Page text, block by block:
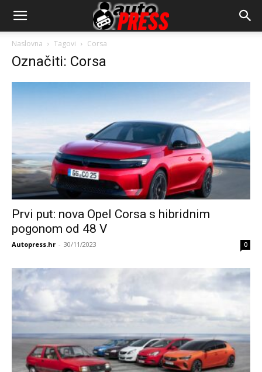
AutopressHR
Naslovna Tagovi Corsa
Označiti: Corsa
Prvi put: nova Opel Corsa s hibridnim
pogonom od 48 V
Autopress.hr - 30/11/2023 0